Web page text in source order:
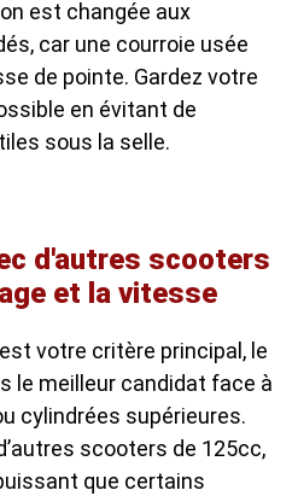
est changée aux
car une courroie usée
de pointe. Gardez votre
en évitant de
sous la selle.
d'autres scooters
et la vitesse
votre critère principal, le
le meilleur candidat face à
cylindrées supérieures.
scooters de 125cc,
que certains